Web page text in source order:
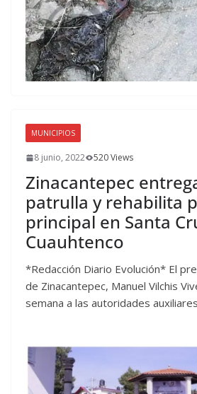
MUNICIPIOS
8 junio, 2022 520 Views
Zinacantepec
patrulla y rehabilita
principal en Santa
Cuauhtenco
*Redacción Diario Evolución* El
de Zinacantepec, Manuel Vilchis
semana a las autoridades